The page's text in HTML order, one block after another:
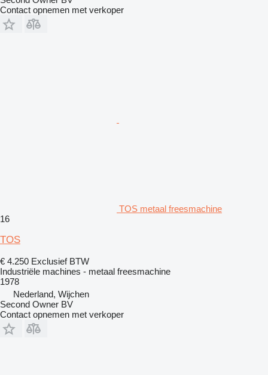
Contact opnemen met verkoper
TOS metaal freesmachine
16
TOS
€ 4.250 Exclusief BTW
Industriële machines - metaal freesmachine
1978
Nederland, Wijchen
Second Owner BV
Contact opnemen met verkoper